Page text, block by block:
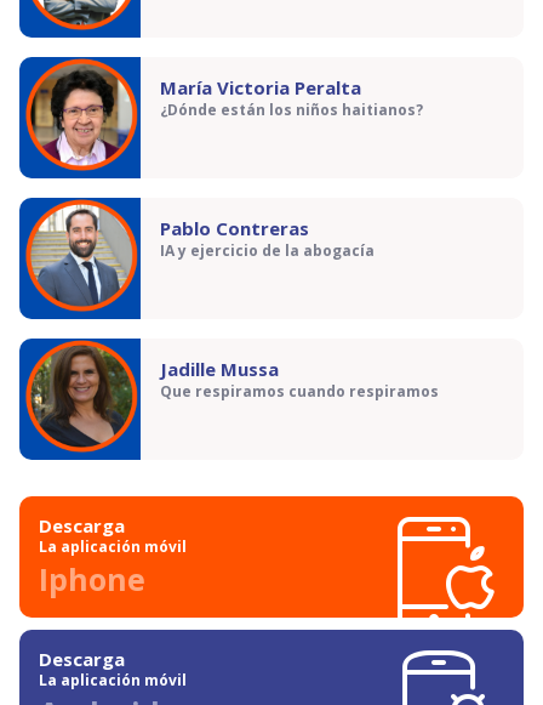
María Victoria Peralta
¿Dónde están los niños haitianos?
Pablo Contreras
IA y ejercicio de la abogacía
Jadille Mussa
Que respiramos cuando respiramos
Descarga
La aplicación móvil
Iphone
Descarga
La aplicación móvil